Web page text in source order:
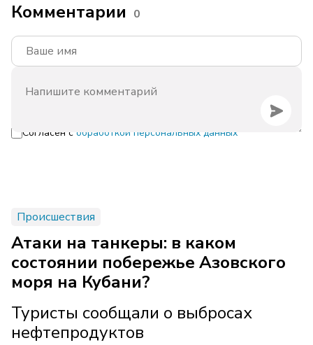
Комментарии 0
Согласен с обработкой персональных данных
Происшествия
Атаки на танкеры: в каком
состоянии побережье Азовского
моря на Кубани?
Туристы сообщали о выбросах
нефтепродуктов